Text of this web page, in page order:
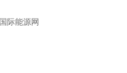
际能源网